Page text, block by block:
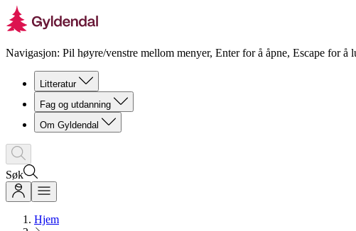
Navigasjon: Pil høyre/venstre mellom menyer, Enter for å åpne, Escape for å
Litteratur
Fag og utdanning
Om Gyldendal
Søk
Hjem